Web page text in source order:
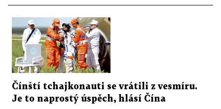
Čínští tchajkonauti se vrátili z vesmíru.
Je to naprostý úspěch, hlásí Čína